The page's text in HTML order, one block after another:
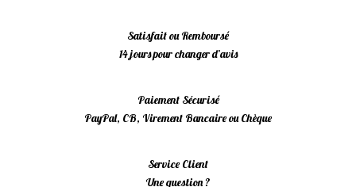
Satisfait ou Remboursé
14 jours pour changer d’avis
Paiement Sécurisé
PayPal, CB, Virement Bancaire ou Chèque
Service Client
Une question ?